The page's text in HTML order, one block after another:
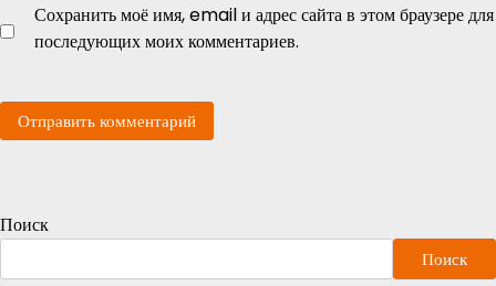
Сохранить моё имя, email и адрес сайта в этом браузере для
последующих моих комментариев.
Поиск
Поиск